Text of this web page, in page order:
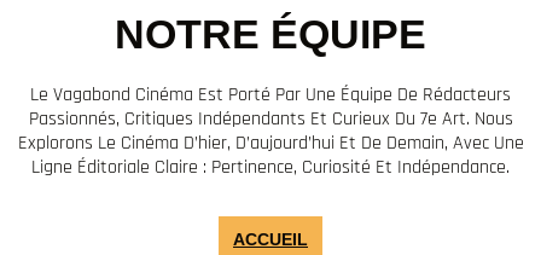
NOTRE ÉQUIPE
Le Vagabond Cinéma Est Porté Par Une Équipe De Rédacteurs
Passionnés, Critiques Indépendants Et Curieux Du 7e Art. Nous
Explorons Le Cinéma D’hier, D’aujourd’hui Et De Demain, Avec Une
Ligne Éditoriale Claire : Pertinence, Curiosité Et Indépendance.
ACCUEIL